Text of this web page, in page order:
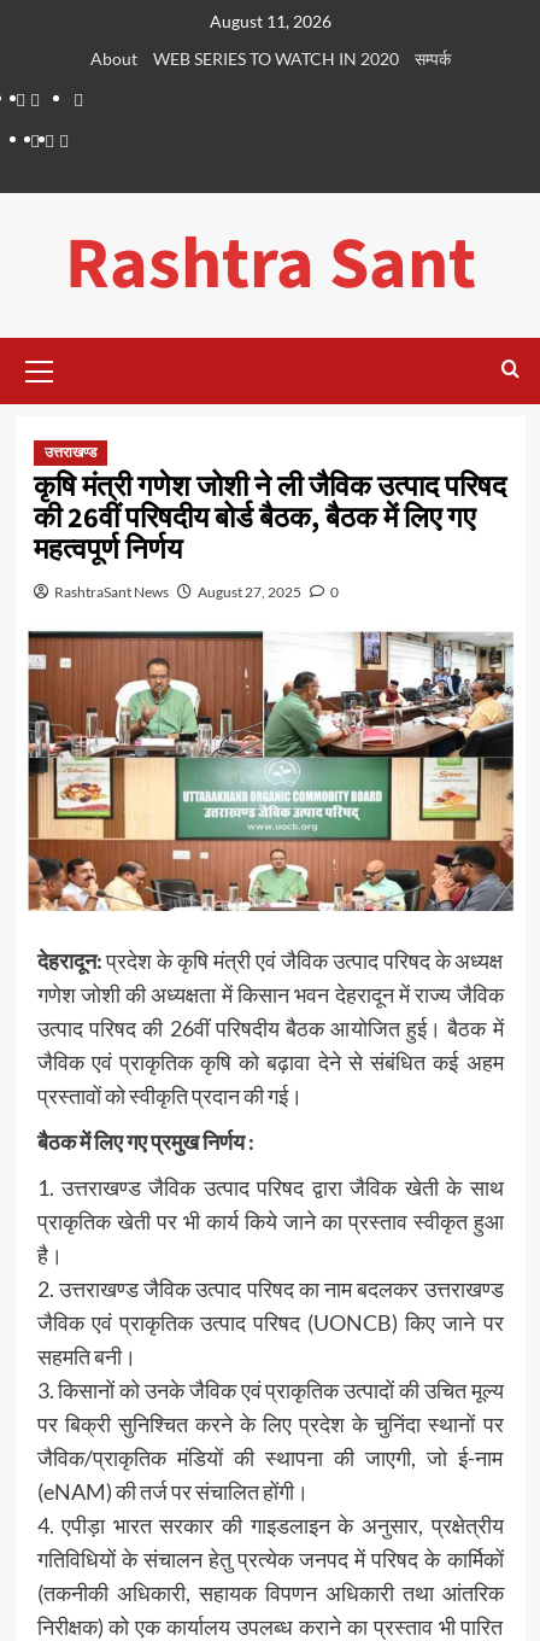
August 11, 2026
About
WEB SERIES TO WATCH IN 2020
सम्पर्क
About
WEB
SERIES
Dehradun
LifePlaces
सम्पर्क
Rashtra Sant
Menu
उत्तराखण्ड
कृषि मंत्री गणेश जोशी ने ली जैविक उत्पाद परिषद
की 26वीं परिषदीय बोर्ड बैठक, बैठक में लिए गए
महत्वपूर्ण निर्णय
RashtraSant News August 27, 2025 0
देहरादून:प्रदेश के कृषि मंत्री एवं जैविक उत्पाद परिषद के अध्यक्ष
गणेश जोशी की अध्यक्षता में किसान भवन देहरादून में राज्य जैविक
उत्पाद परिषद की 26वीं परिषदीय बैठक आयोजित हुई। बैठक में
जैविक एवं प्राकृतिक कृषि को बढ़ावा देने से संबंधित कई अहम
प्रस्तावों को स्वीकृति प्रदान की गई।
बैठक में लिए गए प्रमुख निर्णय :
1. उत्तराखण्ड जैविक उत्पाद परिषद द्वारा जैविक खेती के साथ
प्राकृतिक खेती पर भी कार्य किये जाने का प्रस्ताव स्वीकृत हुआ
है।
2. उत्तराखण्ड जैविक उत्पाद परिषद का नाम बदलकर उत्तराखण्ड
जैविक एवं प्राकृतिक उत्पाद परिषद (UONCB) किए जाने पर
सहमति बनी।
3. किसानों को उनके जैविक एवं प्राकृतिक उत्पादों की उचित मूल्य
पर बिक्री सुनिश्चित करने के लिए प्रदेश के चुनिंदा स्थानों पर
जैविक/प्राकृतिक मंडियों की स्थापना की जाएगी, जो ई-नाम
(eNAM) की तर्ज पर संचालित होंगी।
4. एपीड़ा भारत सरकार की गाइडलाइन के अनुसार, प्रक्षेत्रीय
गतिविधियों के संचालन हेतु प्रत्येक जनपद में परिषद के कार्मिकों
(तकनीकी अधिकारी, सहायक विपणन अधिकारी तथा आंतरिक
निरीक्षक) को एक कार्यालय उपलब्ध कराने का प्रस्ताव भी पारित